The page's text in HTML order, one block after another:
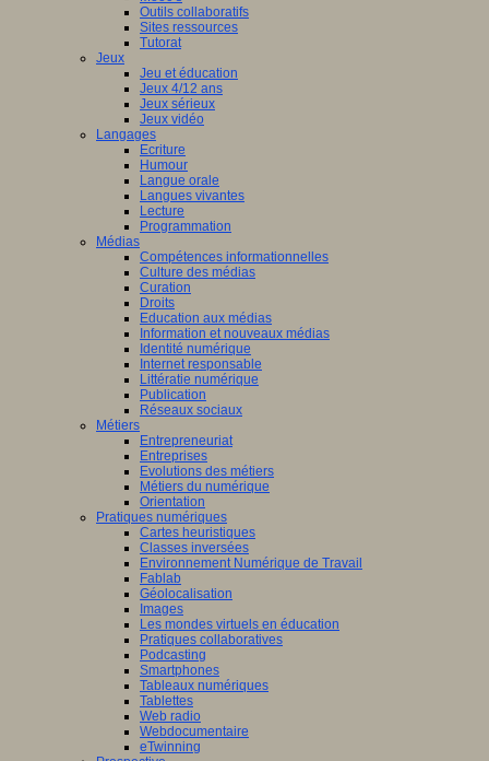
Outils collaboratifs
Sites ressources
Tutorat
Jeux
Jeu et éducation
Jeux 4/12 ans
Jeux sérieux
Jeux vidéo
Langages
Ecriture
Humour
Langue orale
Langues vivantes
Lecture
Programmation
Médias
Compétences informationnelles
Culture des médias
Curation
Droits
Education aux médias
Information et nouveaux médias
Identité numérique
Internet responsable
Littératie numérique
Publication
Réseaux sociaux
Métiers
Entrepreneuriat
Entreprises
Evolutions des métiers
Métiers du numérique
Orientation
Pratiques numériques
Cartes heuristiques
Classes inversées
Environnement Numérique de Travail
Fablab
Géolocalisation
Images
Les mondes virtuels en éducation
Pratiques collaboratives
Podcasting
Smartphones
Tableaux numériques
Tablettes
Web radio
Webdocumentaire
eTwinning